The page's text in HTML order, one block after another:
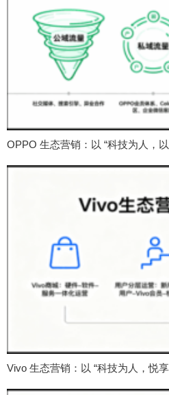
OPPO 生态营销：以 “科技为人，
Vivo 生态营销：以 “科技为人，悦